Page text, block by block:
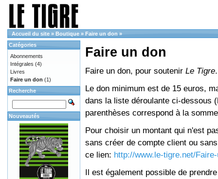
Accueil du site » Boutique » Faire un don »
Faire un don
Faire un don, pour soutenir Le Tigre.
Le don minimum est de 15 euros,
dans la liste déroulante ci-dessous
parenthèses correspond à la
Pour choisir un montant qui n'est
sans créer de compte client ou
ce lien: http://www.le-tigre.net/
Il est également possible de
Catégories
Abonnements
Intégrales (4)
Livres
Faire un don (1)
Recherche
Nouveautés